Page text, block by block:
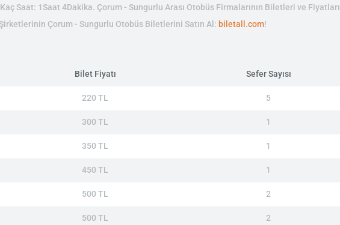
Saat: 1Saat 4Dakika. Çorum - Sungurlu Arası Otobüs Firmalarının Biletleri ve Fiyatları
Çorum - Sungurlu Otobüs Biletlerini Satın Al: biletall.com!
Bilet Fiyatı Sefer Sayısı
220 TL 5
300 TL 1
350 TL 1
450 TL 1
500 TL 2
500 TL 2